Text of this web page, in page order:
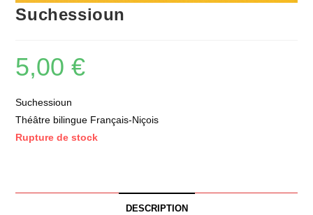
Suchessioun
5,00€
Suchessioun
Théâtre bilingue Français-Niçois
Rupture de stock
DESCRIPTION